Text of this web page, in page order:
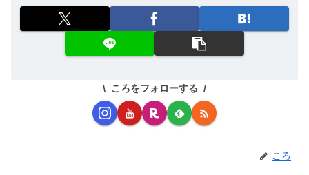
ころをフォローする
ころ